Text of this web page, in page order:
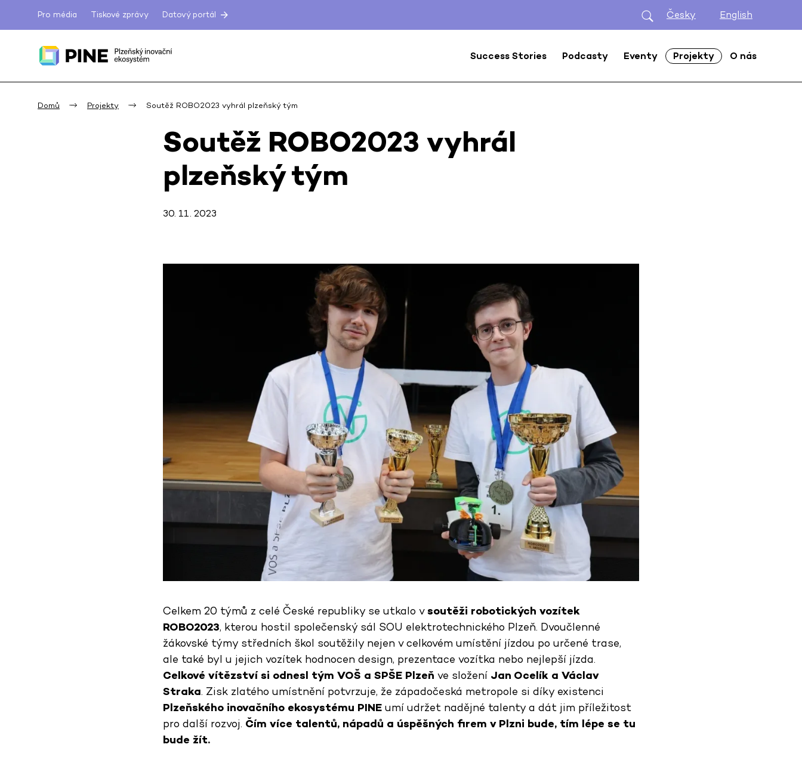
Pro média Tiskové zprávy Datový portál Česky English
Success Stories Podcasty Eventy Projekty O nás
Domů Projekty Soutěž ROBO2023 vyhrál plzeňský tým
Soutěž ROBO2023 vyhrál
plzeňský tým
30. 11. 2023
Celkem 20 týmů z celé České republiky se utkalo vsoutěži robotických vozítek
ROBO2023, kterou hostil společenský sál SOU elektrotechnického Plzeň. Dvoučlenné
žákovské týmy středních škol soutěžily nejen v celkovém umístění jízdou po určené trase,
ale také byl u jejich vozítek hodnocen design, prezentace vozítka nebo nejlepší jízda.
Celkové vítězství si odnesl tým VOŠ a SPŠE Plzeň ve složení Jan Ocelík a Václav
Straka. Zisk zlatého umístnění potvrzuje, že západočeská metropole si díky existenci
Plzeňského inovačního ekosystému PINEumí udržet nadějné talenty a dát jim příležitost
pro další rozvoj. Čím více talentů, nápadů a úspěšných firem v Plzni bude, tím lépe se tu
bude žít.